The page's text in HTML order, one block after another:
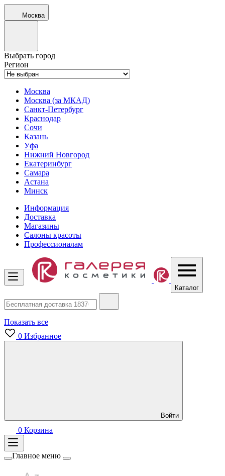
Москва
Выбрать город
Регион
Москва
Москва (за МКАД)
Санкт-Петербург
Краснодар
Сочи
Казань
Уфа
Нижний Новгород
Екатеринбург
Самара
Астана
Минск
Информация
Доставка
Магазины
Салоны красоты
Профессионалам
Каталог
Показать все
0 Избранное
Войти
0 Корзина
Главное меню